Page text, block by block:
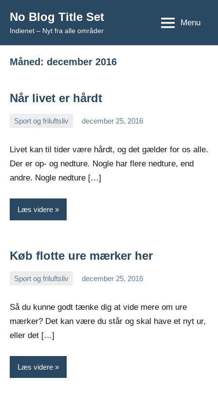
indhold
No Blog Title Set
Indienet – Nyt fra alle områder
Menu
Måned: december 2016
Når livet er hårdt
Sport og friluftsliv december 25, 2016
Esben
Livet kan til tider være hårdt, og det gælder for os alle.
Der er op- og nedture. Nogle har flere nedture, end
andre. Nogle nedture […]
Læs videre
Køb flotte ure mærker her
Sport og friluftsliv december 25, 2016
Esben
Så du kunne godt tænke dig at vide mere om ure
mærker? Det kan være du står og skal have et nyt ur,
eller det […]
Læs videre